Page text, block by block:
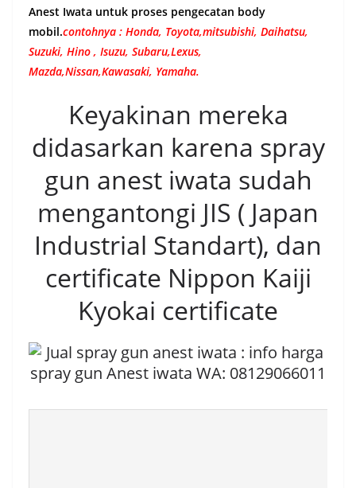
Anest Iwata untuk proses pengecatan body
mobil.contohnya : Honda, Toyota,mitsubishi, Daihatsu,
Suzuki, Hino , Isuzu, Subaru,Lexus,
Mazda,Nissan,Kawasaki, Yamaha.
Keyakinan mereka
didasarkan karena spray
gun anest iwata sudah
mengantongi JIS ( Japan
Industrial Standart), dan
certificate Nippon Kaiji
Kyokai certificate